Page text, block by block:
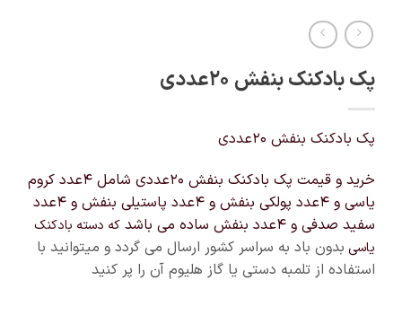
پک بادکنک بنفش 20عددی
پک بادکنک بنفش 20عددی
خرید و قیمت پک بادکنک بنفش 20عددی شامل 4عدد کروم
یاسی و 4عدد پولکی بنفش و 4عدد پاستیلی بنفش و 4عدد
سفید صدفی و 4عدد بنفش ساده می باشد
که دسته بادکنک
یاسی بدون باد به سراسر کشور ارسال می گردد و میتوانید با
استفاده از تلمبه دستی یا گاز هلیوم آن را پر کنید